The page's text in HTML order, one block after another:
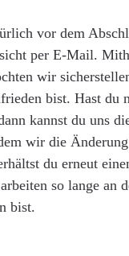
vor dem
per E-Mail.
wir
bist. Hast du
kannst du uns
wir die Änderung
du erneut
so lange an
bist.